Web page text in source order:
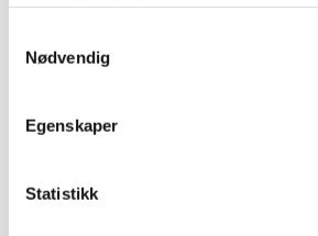
Nødvendig
Egenskaper
Statistikk
etablere kjøpesenter på
trafikkyndige konsulenter med
Semslinna ville øke med nesten
derfor måtte bygges firefelts
tro at trafikkøkningen ved
Handelen på og rundt